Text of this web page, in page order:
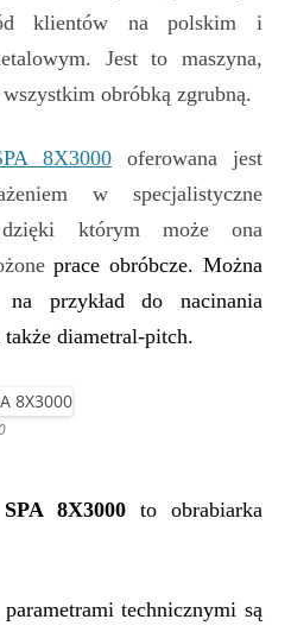
klientów na polskim i
Jest to maszyna,
obróbką zgrubną.
8X3000 oferowana jest
w specjalistyczne
którym może ona
prace obróbcze. Można
przykład do nacinania
diametral-pitch.
SPA 8X3000 to obrabiarka
technicznymi są